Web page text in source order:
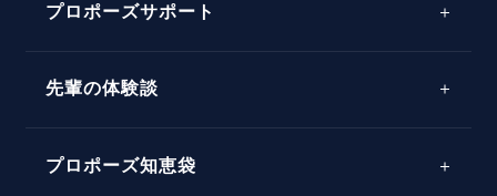
プロポーズサポート
先輩の体験談
プロポーズ知恵袋